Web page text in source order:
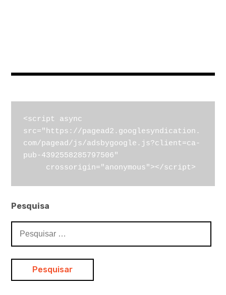
<script async
src="https://pagead2.googlesyndication.
com/pagead/js/adsbygoogle.js?client=ca-
pub-4392558285797506"
     crossorigin="anonymous"></script>
Pesquisa
por: